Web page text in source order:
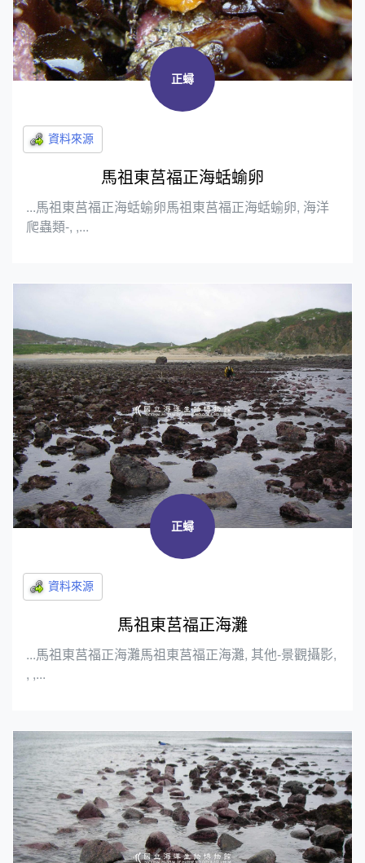
正蟳
馬祖東莒福正海蛞蝓卵
...馬祖東莒福正海蛞蝓卵馬祖東莒福正海蛞蝓卵, 海洋
爬蟲類-, ,...
正蟳
馬祖東莒福正海灘
...馬祖東莒福正海灘馬祖東莒福正海灘, 其他-景觀攝影,
, ,...